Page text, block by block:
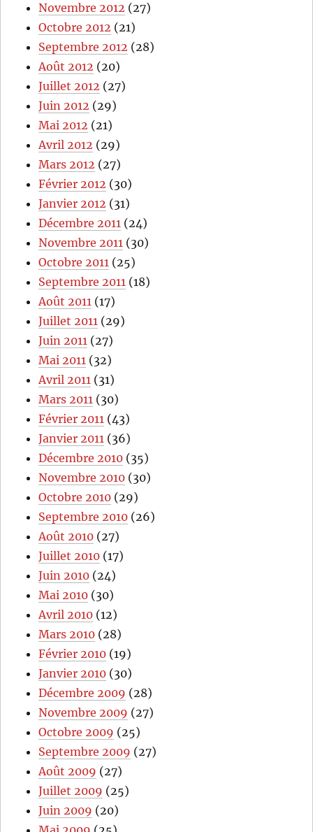
Novembre 2012 (27)
Octobre 2012 (21)
Septembre 2012 (28)
Août 2012 (20)
Juillet 2012 (27)
Juin 2012 (29)
Mai 2012 (21)
Avril 2012 (29)
Mars 2012 (27)
Février 2012 (30)
Janvier 2012 (31)
Décembre 2011 (24)
Novembre 2011 (30)
Octobre 2011 (25)
Septembre 2011 (18)
Août 2011 (17)
Juillet 2011 (29)
Juin 2011 (27)
Mai 2011 (32)
Avril 2011 (31)
Mars 2011 (30)
Février 2011 (43)
Janvier 2011 (36)
Décembre 2010 (35)
Novembre 2010 (30)
Octobre 2010 (29)
Septembre 2010 (26)
Août 2010 (27)
Juillet 2010 (17)
Juin 2010 (24)
Mai 2010 (30)
Avril 2010 (12)
Mars 2010 (28)
Février 2010 (19)
Janvier 2010 (30)
Décembre 2009 (28)
Novembre 2009 (27)
Octobre 2009 (25)
Septembre 2009 (27)
Août 2009 (27)
Juillet 2009 (25)
Juin 2009 (20)